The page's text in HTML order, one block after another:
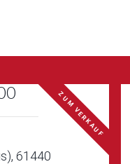
ZUM VERKAUF
61440